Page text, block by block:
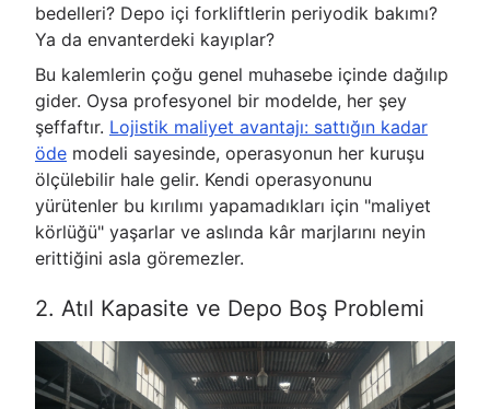
bedelleri? Depo içi forkliftlerin periyodik bakımı?
Ya da envanterdeki kayıplar?
Bu kalemlerin çoğu genel muhasebe içinde dağılıp
gider. Oysa profesyonel bir modelde, her şey
şeffaftır. Lojistik maliyet avantajı: sattığın kadar
öde modeli sayesinde, operasyonun her kuruşu
ölçülebilir hale gelir. Kendi operasyonunu
yürütenler bu kırılımı yapamadıkları için "maliyet
körlüğü" yaşarlar ve aslında kâr marjlarını neyin
erittiğini asla göremezler.
2. Atıl Kapasite ve Depo Boş Problemi